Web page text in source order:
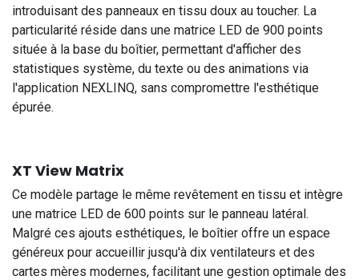
introduisant des panneaux en tissu doux au toucher. La
particularité réside dans une matrice LED de 900 points
située à la base du boîtier, permettant d'afficher des
statistiques système, du texte ou des animations via
l'application NEXLINQ, sans compromettre l'esthétique
épurée.
XT View Matrix
Ce modèle partage le même revêtement en tissu et intègre
une matrice LED de 600 points sur le panneau latéral.
Malgré ces ajouts esthétiques, le boîtier offre un espace
généreux pour accueillir jusqu'à dix ventilateurs et des
cartes mères modernes, facilitant une gestion optimale des